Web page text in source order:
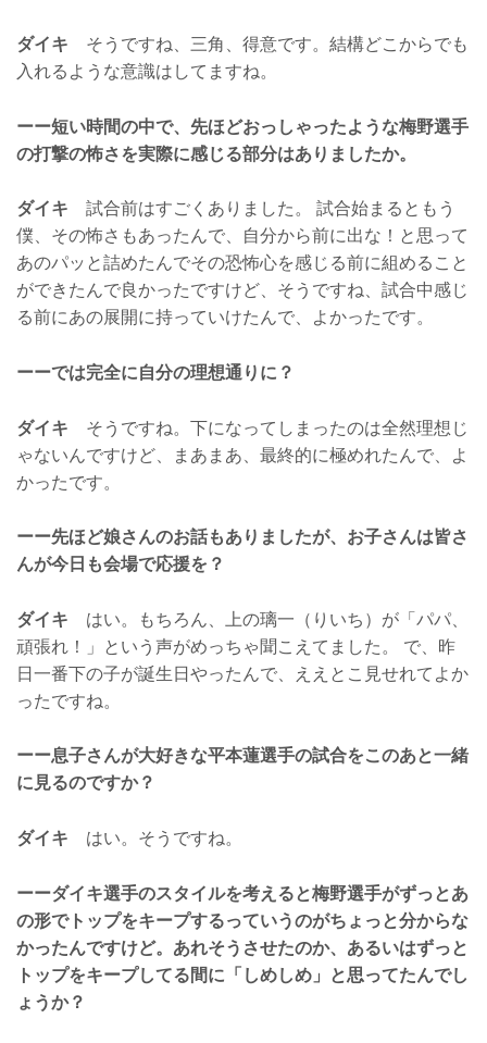
ダイキ そうですね、三角、得意です。結構どこからでも
入れるような意識はしてますね。
ーー短い時間の中で、先ほどおっしゃったような梅野選手
の打撃の怖さを実際に感じる部分はありましたか。
ダイキ 試合前はすごくありました。 試合始まるともう
僕、その怖さもあったんで、自分から前に出な！と思って
あのパッと詰めたんでその恐怖心を感じる前に組めること
ができたんで良かったですけど、そうですね、試合中感じ
る前にあの展開に持っていけたんで、よかったです。
ーーでは完全に自分の理想通りに？
ダイキ そうですね。下になってしまったのは全然理想じ
ゃないんですけど、まあまあ、最終的に極めれたんで、よ
かったです。
ーー先ほど娘さんのお話もありましたが、お子さんは皆さ
んが今日も会場で応援を？
ダイキ はい。もちろん、上の璃一（りいち）が「パパ、
頑張れ！」という声がめっちゃ聞こえてました。 で、昨
日一番下の子が誕生日やったんで、ええとこ見せれてよか
ったですね。
ーー息子さんが大好きな平本蓮選手の試合をこのあと一緒
に見るのですか？
ダイキ はい。そうですね。
ーーダイキ選手のスタイルを考えると梅野選手がずっとあ
の形でトップをキープするっていうのがちょっと分からな
かったんですけど。あれそうさせたのか、あるいはずっと
トップをキープしてる間に「しめしめ」と思ってたんでし
ょうか？